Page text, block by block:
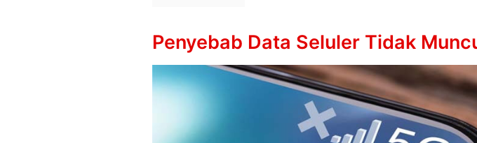
Penyebab Data Seluler Tidak